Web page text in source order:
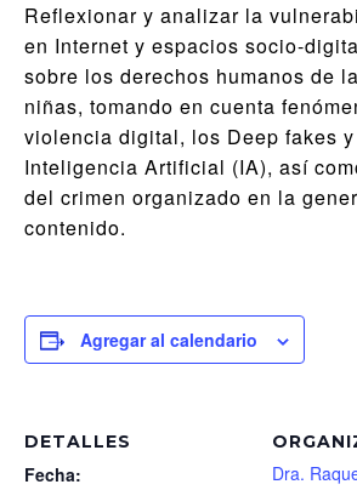
Reflexionar y analizar la
en Internet y espacios socio-
sobre los derechos humanos de
niñas, tomando en cuenta
violencia digital, los Deep fakes
Inteligencia Artificial (IA), así
del crimen organizado en la
contenido.
Agregar al calendario
DETALLES
Fecha:
Dra.